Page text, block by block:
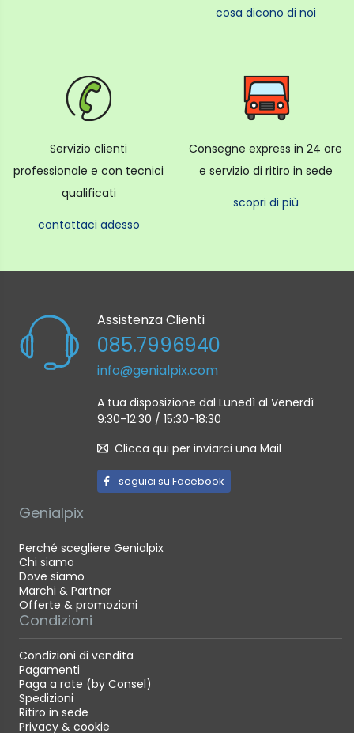
o un semplice scarabocchio, catturalo tramite l’app
con il tuo smartphone e osserva come l’app ti
supporterà nel ritagliare il tuo schizzo.
Poi sta a te aggiungerlo ai tuoi scatti, modificarlo
e stamparlo.
Lo strumento perfetto per la creatività.
Specifiche tecniche
Film:
Pellicola – Fujifilm Instant Colour Film “instax mini”
(disponibile separatamente)
Dimensione della pellicola – 86mm x 54mm
Tempo di sviluppo della pellicola – Circa 90
Specifiche di stampa:
Risoluzione di stampa – 12.5 punti/mm (318 dpi,
passo di 80 μm)
Livelli di stampa – 256 livelli per colore (RGB)
Formato immagini supportato: JPEG / PNG / HEIF /
DNG
Tempo di stampa – approssimativamete 12
secondi
Capacità di stampa – Circa 100 (da piena carica;
il numero di stampe dipende dalle condizioni di
cosa dicono di noi
Servizio clienti
professionale e con tecnici
qualificati
contattaci adesso
Consegne express in 24 ore
e servizio di ritiro in sede
scopri di più
Assistenza Clienti
085.7996940
info@genialpix.com
A tua disposizione dal Lunedì al Venerdì
9:30-12:30 / 15:30-18:30
Clicca qui per inviarci una Mail
seguici su Facebook
Genialpix
Perché scegliere Genialpix
Chi siamo
Dove siamo
Marchi & Partner
Offerte & promozioni
Condizioni
Condizioni di vendita
Pagamenti
Paga a rate (by Consel)
Spedizioni
Ritiro in sede
Privacy & cookie